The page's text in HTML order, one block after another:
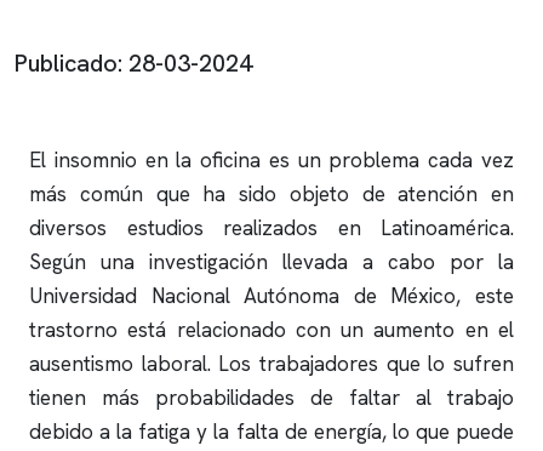
Publicado: 28-03-2024
El insomnio en la oficina es un problema cada vez
más común que ha sido objeto de atención en
diversos estudios realizados en Latinoamérica.
Según una investigación llevada a cabo por la
Universidad Nacional Autónoma de México, este
trastorno está relacionado con un aumento en el
ausentismo laboral. Los trabajadores que lo sufren
tienen más probabilidades de faltar al trabajo
debido a la fatiga y la falta de energía, lo que puede